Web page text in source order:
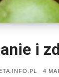
i
4